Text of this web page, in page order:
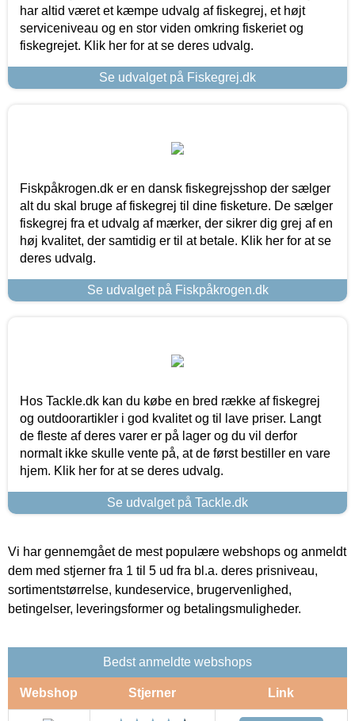
har altid været et kæmpe udvalg af fiskegrej, et højt
serviceniveau og en stor viden omkring fiskeriet og
fiskegrejet. Klik her for at se deres udvalg.
Se udvalget på Fiskegrej.dk
Fiskpåkrogen.dk er en dansk fiskegrejsshop der sælger
alt du skal bruge af fiskegrej til dine fisketure. De sælger
fiskegrej fra et udvalg af mærker, der sikrer dig grej af en
høj kvalitet, der samtidig er til at betale. Klik her for at se
deres udvalg.
Se udvalget på Fiskpåkrogen.dk
Hos Tackle.dk kan du købe en bred række af fiskegrej
og outdoorartikler i god kvalitet og til lave priser. Langt
de fleste af deres varer er på lager og du vil derfor
normalt ikke skulle vente på, at de først bestiller en vare
hjem. Klik her for at se deres udvalg.
Se udvalget på Tackle.dk
Vi har gennemgået de mest populære webshops og anmeldt
dem med stjerner fra 1 til 5 ud fra bl.a. deres prisniveau,
sortimentstørrelse, kundeservice, brugervenlighed,
betingelser, leveringsformer og betalingsmuligheder.
Bedst anmeldte webshops
Webshop Stjerner Link